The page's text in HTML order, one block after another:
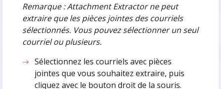
Remarque : Attachment Extractor ne peut
extraire que les pièces jointes des courriels
sélectionnés. Vous pouvez sélectionner un seul
courriel ou plusieurs.
Sélectionnez les courriels avec pièces
jointes que vous souhaitez extraire, puis
cliquez avec le bouton droit de la souris.